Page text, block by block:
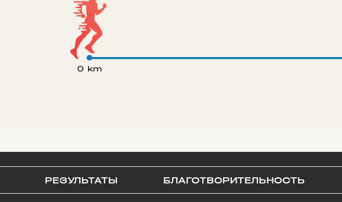
0 km
РЕЗУЛЬТАТЫ БЛАГОТВОРИТЕЛЬНОСТЬ